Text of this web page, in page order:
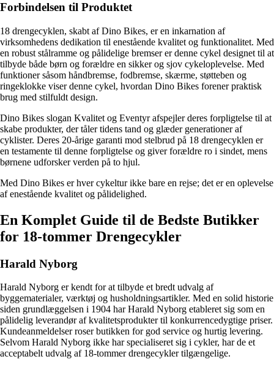
Forbindelsen til Produktet
18 drengecyklen, skabt af Dino Bikes, er en inkarnation af
virksomhedens dedikation til enestående kvalitet og funktionalitet. Med
en robust stålramme og pålidelige bremser er denne cykel designet til at
tilbyde både børn og forældre en sikker og sjov cykeloplevelse. Med
funktioner såsom håndbremse, fodbremse, skærme, støtteben og
ringeklokke viser denne cykel, hvordan Dino Bikes forener praktisk
brug med stilfuldt design.
Dino Bikes slogan Kvalitet og Eventyr afspejler deres forpligtelse til at
skabe produkter, der tåler tidens tand og glæder generationer af
cyklister. Deres 20-årige garanti mod stelbrud på 18 drengecyklen er
en testamente til denne forpligtelse og giver forældre ro i sindet, mens
børnene udforsker verden på to hjul.
Med Dino Bikes er hver cykeltur ikke bare en rejse; det er en oplevelse
af enestående kvalitet og pålidelighed.
En Komplet Guide til de Bedste Butikker
for 18-tommer Drengecykler
Harald Nyborg
Harald Nyborg er kendt for at tilbyde et bredt udvalg af
byggematerialer, værktøj og husholdningsartikler. Med en solid historie
siden grundlæggelsen i 1904 har Harald Nyborg etableret sig som en
pålidelig leverandør af kvalitetsprodukter til konkurrencedygtige priser.
Kundeanmeldelser roser butikken for god service og hurtig levering.
Selvom Harald Nyborg ikke har specialiseret sig i cykler, har de et
acceptabelt udvalg af 18-tommer drengecykler tilgængelige.